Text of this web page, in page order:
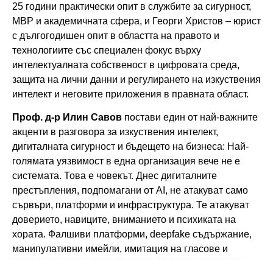
25 години практически опит в службите за сигурност,
МВР и академичната сфера, и Георги Христов – юрист
с дългогодишен опит в областта на правото и
технологиите със специален фокус върху
интелектуалната собственост в цифровата среда,
защита на лични данни и регулирането на изкуствения
интелект и неговите приложения в правната област.
Проф. д-р Илин Савов постави един от най-важните
акценти в разговора за изкуствения интелект,
дигиталната сигурност и бъдещето на бизнеса: Най-
голямата уязвимост в една организация вече не е
системата. Това е човекът. Днес дигиталните
престъпления, подпомагани от AI, не атакуват само
сървъри, платформи и инфраструктура. Те атакуват
доверието, навиците, вниманието и психиката на
хората. Фалшиви платформи, deepfake съдържание,
манипулативни имейли, имитация на гласове и